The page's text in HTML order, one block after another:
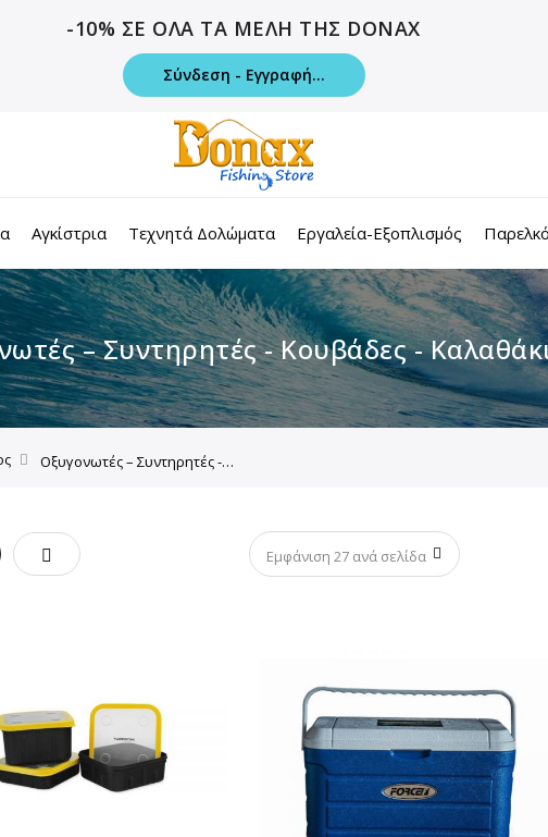
-10% ΣΕ ΟΛΑ ΤΑ ΜΕΛΗ ΤΗΣ DONAX
Σύνδεση - Εγγραφή...
Αγκίστρια Τεχνητά Δολώματα Εργαλεία-Εξοπλισμός
– Συντηρητές - Κουβάδες -
Οξυγονωτές – Συντηρητές - Κουβάδες - Καλαθάκια
Λίστα